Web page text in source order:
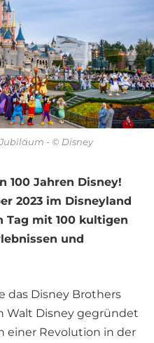
- © Disney
100 Jahren Disney!
2023 im Disneyland
Tag mit 100 kultigen
und
das Disney Brothers
Walt Disney gegründet
einer Revolution in der